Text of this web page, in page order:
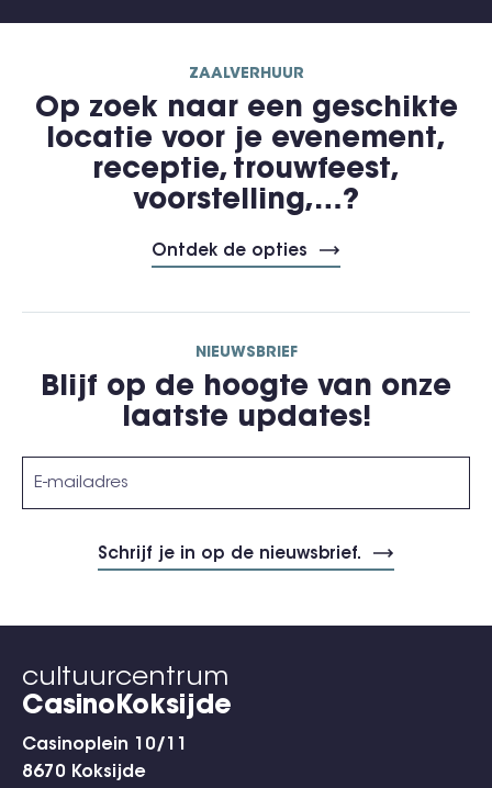
ZAALVERHUUR
Op zoek naar een geschikte
locatie voor je evenement,
receptie, trouwfeest,
voorstelling,…?
Ontdek de opties
NIEUWSBRIEF
Blijf op de hoogte van onze
laatste updates!
cultuurcentrum
CasinoKoksijde
Casinoplein 10/11
8670 Koksijde